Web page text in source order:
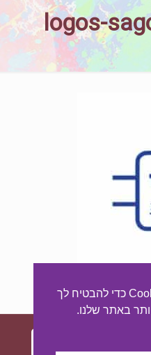
logos-
אתר זה משתמש בקובצי Cookie כדי להבטיח לך
באתר שלנו.